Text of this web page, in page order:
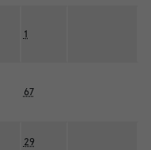
1
67
29